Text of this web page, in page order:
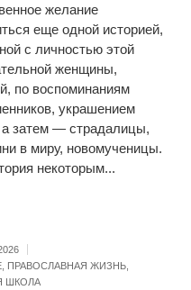
желание
еще одной историей,
с личностью этой
женщины,
по воспоминаниям
украшением
затем — страдалицы,
в миру, новомученицы.
некоторым...
ПРАВОСЛАВНАЯ ЖИЗНЬ
ШКОЛА